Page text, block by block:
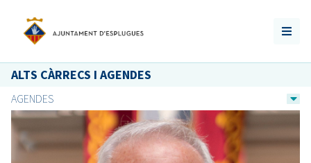
ALTS CÀRRECS I AGENDES
AGENDES